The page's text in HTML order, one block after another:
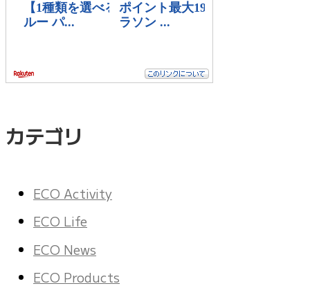
カテゴリ
ECO Activity
ECO Life
ECO News
ECO Products